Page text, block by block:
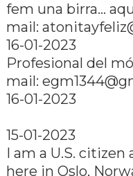
fem una birra...
mail:
16-01-2023
Profesional del
mail:
16-01-2023
15-01-2023
I am a U.S.
here in Oslo,